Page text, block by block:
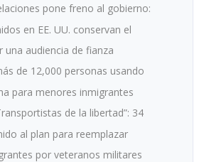
pone freno al gobierno:
en EE. UU. conservan el
una audiencia de fianza
de 12,000 personas usando
para menores inmigrantes
de la libertad”: 34
al plan para reemplazar
por veteranos militares